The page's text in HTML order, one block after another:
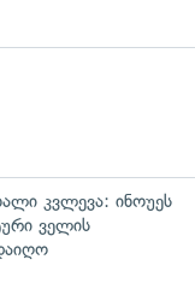
კვლევა: ინოუეს
ველის